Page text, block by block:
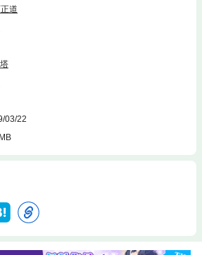
園だった！試合が開始され圧倒的差に弱気に
ョン変更の指示。困惑する輝平…果して新監
に最弱校の成長を描いた青春サッカー作品！
道
03/22